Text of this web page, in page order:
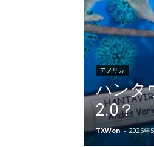
アメリカ
ハンタ
2.0？
TXWon - 2026年